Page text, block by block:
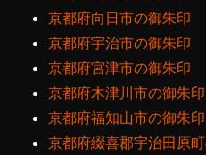
京都府向日市の御朱印
京都府宇治市の御朱印
京都府宮津市の御朱印
京都府木津川市の御朱印
京都府福知山市の御朱印
京都府綴喜郡宇治田原